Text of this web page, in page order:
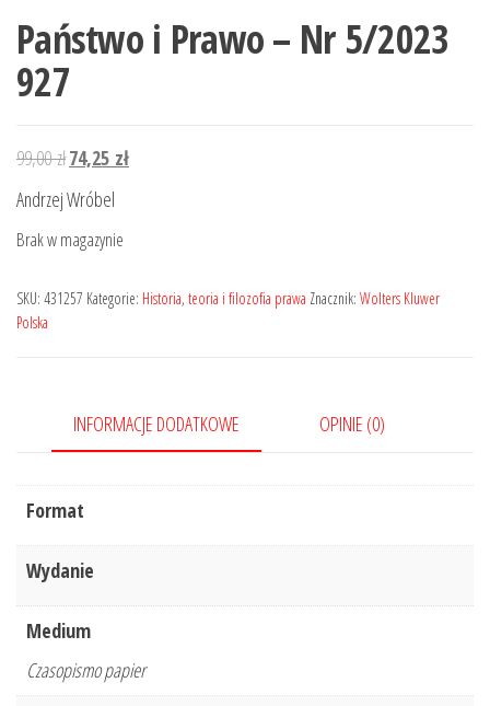
Państwo i Prawo – Nr 5/2023
927
99,00złPierwotna
cena
99,00 zł.
74,25 złAktualna
Andrzej Wróbel
Brak w magazynie
SKU: 431257 Kategorie: Historia, teoria i filozofia prawa Znacznik: Wolters Kluwer
Polska
INFORMACJE DODATKOWE OPINIE (0)
Format
Wydanie
Medium
Czasopismo papier